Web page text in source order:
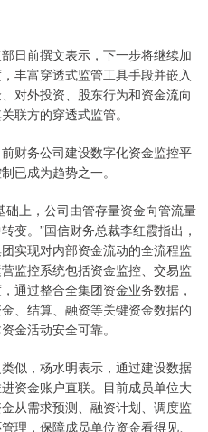
前撰文表示，下一步将继续加
丰富穿透式监管工具手段并嵌入
对外投资、股东行为和资金流向
联方的穿透式监管。
务公司建设数字化资金监控平
已成为趋势之一。
上，公司由管存量资金向管流量
变。”国信财务总裁李红霞指出，
实现对内部资金流动的全流程监
监控系统包括资金监控、交易监
通过整合全集团资金业务数据，
、结算、融资等关键资金数据的
金活动安全可靠。
，杨水明表示，通过建设数据
资金账户直联。目前成员单位大
从需求预测、融资计划、调度监
理，保障成员单位资金看得见、